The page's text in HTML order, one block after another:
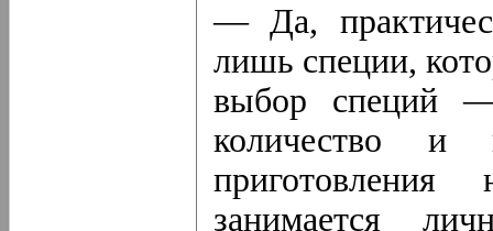
— Да,
лишь специи,
выбор специй
количество
занимается